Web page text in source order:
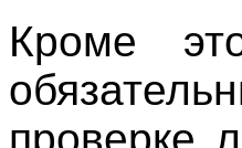
Кроме
проверке